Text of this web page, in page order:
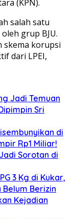
(KPN).
salah satu
grup BJU.
skema korupsi
dari LPEI,
Jadi Temuan
Sri
di
Rp1 Miliar!
Sorotan di
3 Kg di Kukar,
Belum Berizin
Kejadian